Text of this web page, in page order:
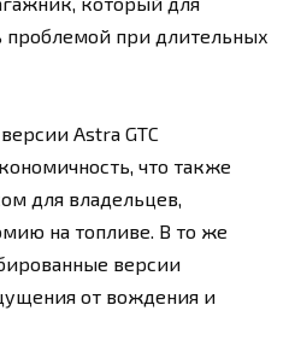
проблемой при длительных
Astra GTC
что также
для владельцев,
на топливе. В то же
версии
от вождения и